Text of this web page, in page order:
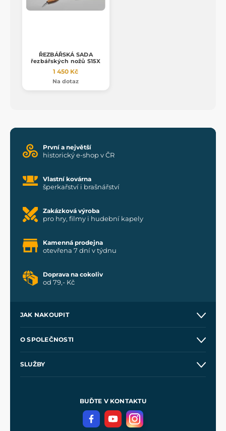
ŘEZBÁŘSKÁ SADA
řezbářských nožů S15X
1 450 Kč
Na dotaz
První a největší
historický e-shop v ČR
Vlastní kovárna
šperkařství i brašnářství
Zakázková výroba
pro hry, filmy i hudební kapely
Kamenná prodejna
otevřena 7 dní v týdnu
Doprava na cokoliv
od 79,- Kč
JAK NAKOUPIT
Velkoobchod
O SPOLEČNOSTI
SLUŽBY
Meče pro Kingdom Come
BUĎTE V KONTAKTU